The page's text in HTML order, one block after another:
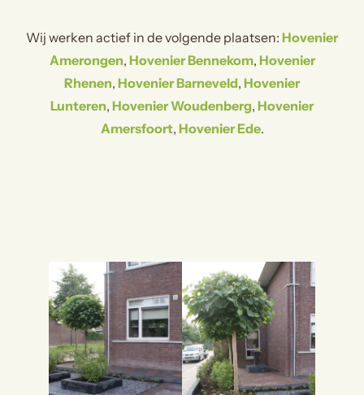
Wij werken actief in de volgende plaatsen: Hovenier
Amerongen, Hovenier Bennekom, Hovenier
Rhenen, Hovenier Barneveld, Hovenier
Lunteren, Hovenier Woudenberg, Hovenier
Amersfoort, Hovenier Ede.